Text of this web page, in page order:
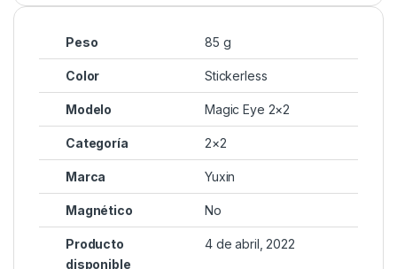
Peso 85 g
Color Stickerless
Modelo Magic Eye 2×2
Categoría 2×2
Marca Yuxin
Magnético No
Producto
disponible
4 de abril, 2022